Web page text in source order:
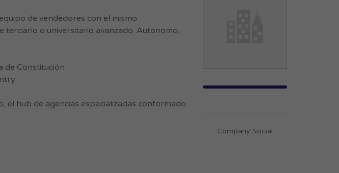
de vendedores con el mismo.
o universitario avanzado. Autónomo,
de Constitución
el hub de agencias especializadas conformado
Company Social